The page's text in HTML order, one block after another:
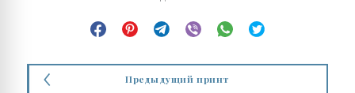
Предыдущий принт